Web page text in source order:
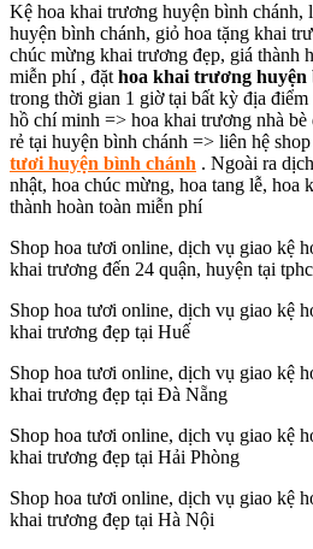
Kệ hoa khai trương huyện bình chánh,
huyện bình chánh, giỏ hoa tặng khai
chúc mừng khai trương đẹp, giá thành
miễn phí , đặt hoa khai trương huyện
trong thời gian 1 giờ tại bất kỳ địa
hồ chí minh => hoa khai trương nhà
rẻ tại huyện bình chánh => liên hệ
tươi huyện bình chánh . Ngoài ra
nhật, hoa chúc mừng, hoa tang lễ, hoa
thành hoàn toàn miễn phí
Shop hoa tươi online, dịch vụ giao kệ
khai trương đến 24 quận, huyện tại
Shop hoa tươi online, dịch vụ giao kệ
khai trương đẹp tại Huế
Shop hoa tươi online, dịch vụ giao kệ
khai trương đẹp tại Đà Nẵng
Shop hoa tươi online, dịch vụ giao kệ
khai trương đẹp tại Hải Phòng
Shop hoa tươi online, dịch vụ giao kệ
khai trương đẹp tại Hà Nội